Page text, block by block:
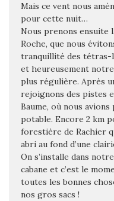
Mais ce vent nous
pour cette nuit…
Nous prenons ensuite
Roche, que nous
tranquillité des tétras-
et heureusement
plus régulière. Après
rejoignons des pistes
Baume, où nous
potable. Encore 2 km
forestière de Rachier
abri au fond d’une
On s’installe dans
cabane et c’est le
toutes les bonnes
nos gros sacs !